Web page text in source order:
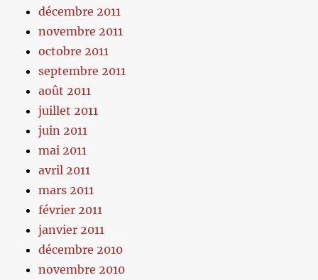
décembre 2011
novembre 2011
octobre 2011
septembre 2011
août 2011
juillet 2011
juin 2011
mai 2011
avril 2011
mars 2011
février 2011
janvier 2011
décembre 2010
novembre 2010